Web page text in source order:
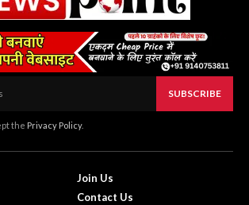
SUBSCRIBE
the Privacy Policy.
Join Us
Contact Us